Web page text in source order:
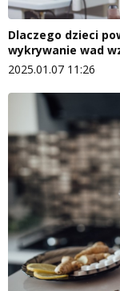
Dlaczego dzieci
wykrywanie wad
2025.01.07 11:26